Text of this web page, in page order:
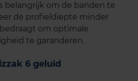
belangrijk om de banden te
de profieldiepte minder
om optimale
te garanderen.
6 geluid